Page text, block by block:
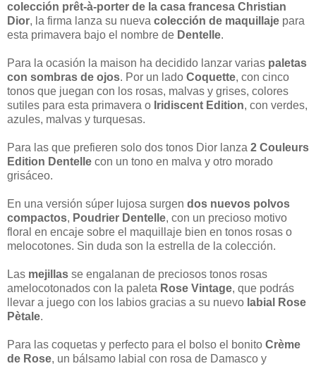
colección prêt-à-porter de la casa francesa Christian
Dior, la firma lanza su nueva colección de maquillaje para
esta primavera bajo el nombre de Dentelle.
Para la ocasión la maison ha decidido lanzar varias paletas
con sombras de ojos. Por un lado Coquette, con cinco
tonos que juegan con los rosas, malvas y grises, colores
sutiles para esta primavera o Iridiscent Edition, con verdes,
azules, malvas y turquesas.
Para las que prefieren solo dos tonos Dior lanza 2 Couleurs
Edition Dentelle con un tono en malva y otro morado
grisáceo.
En una versión súper lujosa surgen dos nuevos polvos
compactos, Poudrier Dentelle, con un precioso motivo
floral en encaje sobre el maquillaje bien en tonos rosas o
melocotones. Sin duda son la estrella de la colección.
Las mejillas se engalanan de preciosos tonos rosas
amelocotonados con la paleta Rose Vintage, que podrás
llevar a juego con los labios gracias a su nuevo labial
Rose
Pètale.
Para las coquetas y perfecto para el bolso el bonito Crème
de Rose, un bálsamo labial con rosa de Damasco y